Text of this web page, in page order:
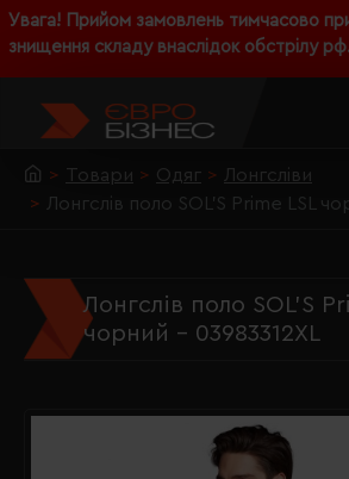
Увага! Прийом замовлень тимчасово
знищення складу внаслідок обстрілу
Товари Одяг
Лонгсліви
Лонгслів поло SOL'S Prime LSL
Лонгслів поло SOL'S
чорний - 03983312XL